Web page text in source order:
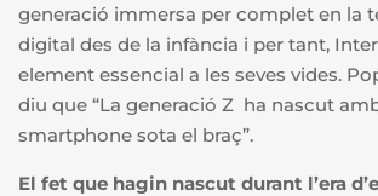
generació immersa per complet en la
digital des de la infància i per tant,
element essencial a les seves vides.
diu que “La generació Z ha nascut
smartphone sota el braç”.
El fet que hagin nascut durant l’era